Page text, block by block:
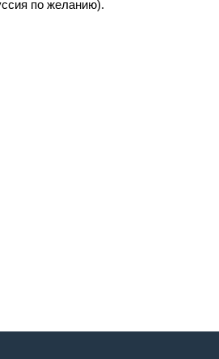
по желанию).